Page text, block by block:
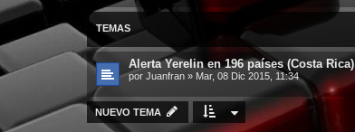
TEMAS
Alerta Yerelin en 196 países (Costa Rica)
por Juanfran » Mar, 08 Dic 2015, 11:34
NUEVO TEMA